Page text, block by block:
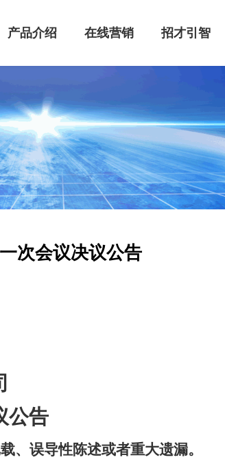
产品介绍 在线营销 招才引智
次会议决议公告
公告
、误导性陈述或者重大遗漏。